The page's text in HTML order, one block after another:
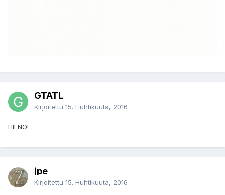
GTATL
Kirjoitettu 15. Huhtikuuta, 2016
HIENO!
jpe
Kirjoitettu 15. Huhtikuuta, 2016